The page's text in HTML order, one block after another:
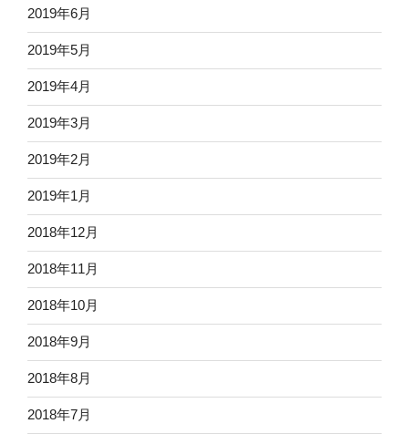
2019年6月
2019年5月
2019年4月
2019年3月
2019年2月
2019年1月
2018年12月
2018年11月
2018年10月
2018年9月
2018年8月
2018年7月